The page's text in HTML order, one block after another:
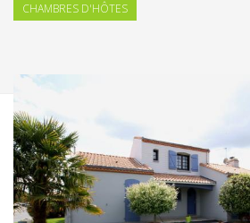
CHAMBRES D'HÔTES